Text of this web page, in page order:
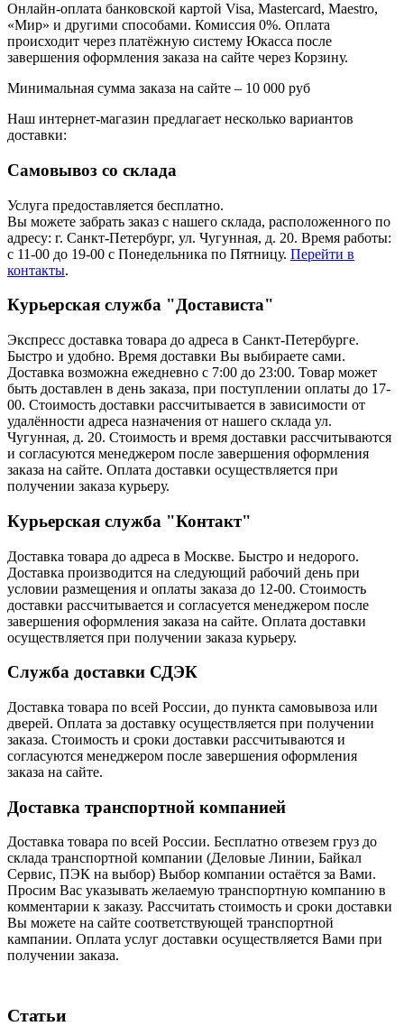
Онлайн-оплата банковской картой Visa, Mastercard, Maestro,
«Мир» и другими способами. Комиссия 0%. Оплата
происходит через платёжную систему Юкасса после
завершения оформления заказа на сайте через Корзину.
Минимальная сумма заказа на сайте – 10 000 руб
Наш интернет-магазин предлагает несколько вариантов
доставки:
Самовывоз со склада
Услуга предоставляется бесплатно.
Вы можете забрать заказ с нашего склада, расположенного по
адресу: г. Санкт-Петербург, ул. Чугунная, д. 20. Время работы:
с 11-00 до 19-00 с Понедельника по Пятницу. Перейти в
контакты.
Курьерская служба "Достависта"
Экспресс доставка товара до адреса в Санкт-Петербурге.
Быстро и удобно. Время доставки Вы выбираете сами.
Доставка возможна ежедневно с 7:00 до 23:00. Товар может
быть доставлен в день заказа, при поступлении оплаты до 17-
00. Стоимость доставки рассчитывается в зависимости от
удалённости адреса назначения от нашего склада ул.
Чугунная, д. 20. Стоимость и время доставки рассчитываются
и согласуются менеджером после завершения оформления
заказа на сайте. Оплата доставки осуществляется при
получении заказа курьеру.
Курьерская служба "Контакт"
Доставка товара до адреса в Москве. Быстро и недорого.
Доставка производится на следующий рабочий день при
условии размещения и оплаты заказа до 12-00. Стоимость
доставки рассчитывается и согласуется менеджером после
завершения оформления заказа на сайте. Оплата доставки
осуществляется при получении заказа курьеру.
Служба доставки СДЭК
Доставка товара по всей России, до пункта самовывоза или
дверей. Оплата за доставку осуществляется при получении
заказа. Стоимость и сроки доставки рассчитываются и
согласуются менеджером после завершения оформления
заказа на сайте.
Доставка транспортной компанией
Доставка товара по всей России. Бесплатно отвезем груз до
склада транспортной компании (Деловые Линии, Байкал
Сервис, ПЭК на выбор) Выбор компании остаётся за Вами.
Просим Вас указывать желаемую транспортную компанию в
комментарии к заказу. Рассчитать стоимость и сроки доставки
Вы можете на сайте соответствующей транспортной
кампании. Оплата услуг доставки осуществляется Вами при
получении заказа.
Статьи